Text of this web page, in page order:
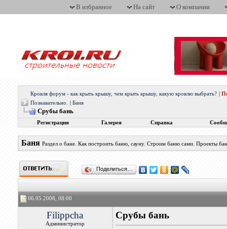
В избранное На сайт О компании
Кровля форум - как крыть крышу, чем крыть крышу, какую кровлю выбрать?
Познавательно.
Баня
Срубы бань
Регистрация Галерея Справка
Баня Раздел о бане. Как построить баню, сауну. Строим баню сами. Проекты
Поделиться…
06.05.2008, 08:00
Filippcha
Администратор
Срубы бань